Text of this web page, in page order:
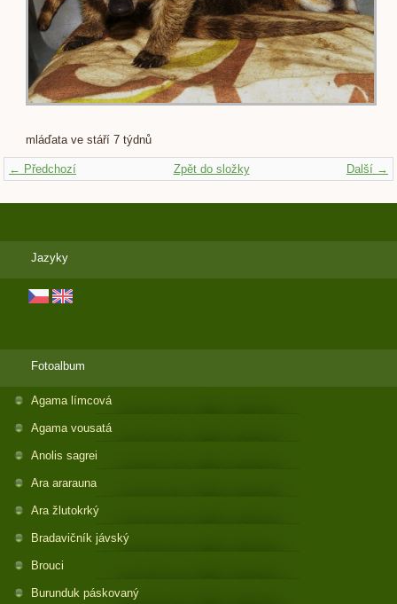
mláďata ve stáří 7 týdnů
← Předchozí Další →
Zpět do složky
Jazyky
Fotoalbum
Agama límcová
Agama vousatá
Anolis sagrei
Ara ararauna
Ara žlutokrký
Bradavičník jávský
Brouci
Burunduk páskovaný